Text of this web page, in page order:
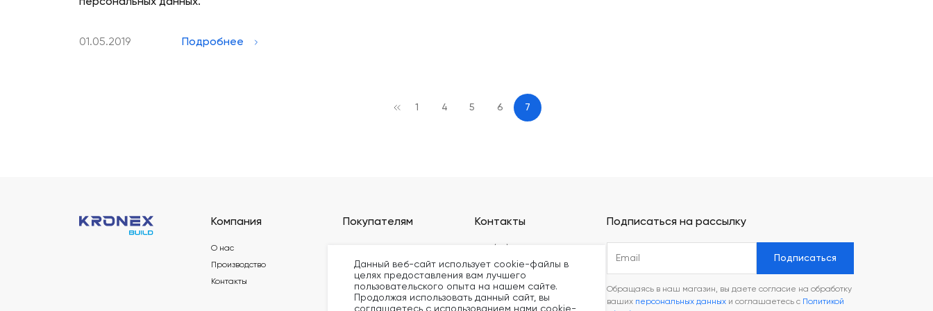
01.05.2019 Подробнее
1 4 5 6 7
Компания
О нас
Производство
Контакты
Покупателям
Доставка
Блог
Видео
Контакты
build@kronex-company.by
Пн-Пт: 8:30 - 17:15
Сб-вс: выходной
Подписаться на рассылку
Подписаться
Обращаясь в наш магазин, вы даете согласие на обработку
ваших персональных данных и соглашаетесь с Политикой
Данный веб-сайт использует cookie-файлы в
целях предоставления вам лучшего
пользовательского опыта на нашем сайте.
Продолжая использовать данный сайт, вы
соглашаетесь с использованием нами cookie-